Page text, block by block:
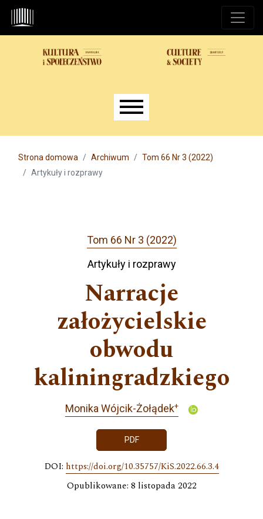
Przejdź do głównego menu
Przejdź do sekcji głównej
Przejdź do stopki
Main menu
Strona domowa Archiwum
Tom 66 Nr 3 (2022)
Artykuły i rozprawy
Tom 66 Nr 3 (2022)
Artykuły i rozprawy
Narracje
założycielskie
obwodu
kaliningradzkiego
Monika Wójcik-Żołądek+
PDF
DOI: https://doi.org/10.35757/KiS.2022.66.3.4
Opublikowane: 8 listopada 2022